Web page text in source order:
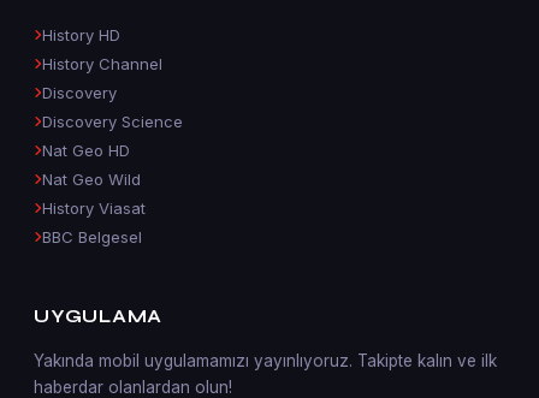
History HD
History Channel
Discovery
Discovery Science
Nat Geo HD
Nat Geo Wild
History Viasat
BBC Belgesel
UYGULAMA
Yakında mobil uygulamamızı yayınlıyoruz. Takipte kalın ve ilk
haberdar olanlardan olun!